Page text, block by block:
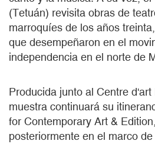
(Tetuán) revisita obras de
marroquíes de los años
que desempeñaron en el
independencia en el norte de
Producida junto al Centre
muestra continuará su
for Contemporary Art &
posteriormente en el marco